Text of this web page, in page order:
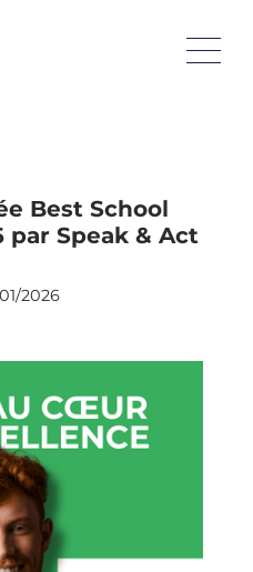
Best School
par Speak & Act
2026